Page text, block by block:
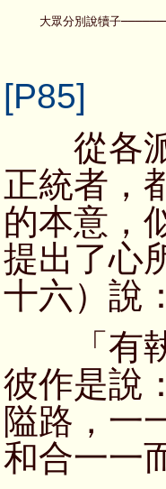
[P85]
從各派
正統者，
的本意，
提出了心
十六）說：
「有執
彼作是說
隘路，一
和合一一